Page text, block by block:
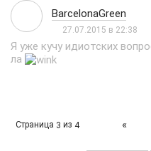
BarcelonaGreen
27.07.2015 в 22:38
Я уже кучу идиотских
ла
Страница 3 из 4 «